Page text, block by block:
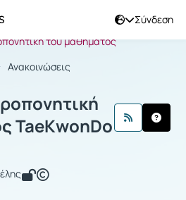
Σύνδεση
του μαθήματος
Ανακοινώσεις
&
TaeKwonDo